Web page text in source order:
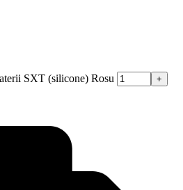
SXT (silicone) Rosu